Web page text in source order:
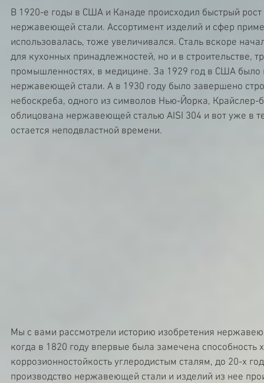
В 1920-е годы в США и Канаде происходил быстрый
нержавеющей стали. Ассортимент изделий и сфер
использовалась, тоже увеличивался. Сталь вскоре
для кухонных принадлежностей, но и в строительстве,
промышленностях, в медицине. За 1929 год в США было
нержавеющей стали. А в 1930 году было завершено
небоскреба, одного из символов Нью-Йорка, Крайслер-
облицована нержавеющей сталью AISI 304 и вот уже в
остается неподвластной времени.
Мы с вами рассмотрели историю изобретения
когда в 1820 году впервые была замечена способность
коррозионностойкость углеродистым сталям, до 20-х
производство нержавеющей стали и изделий из нее